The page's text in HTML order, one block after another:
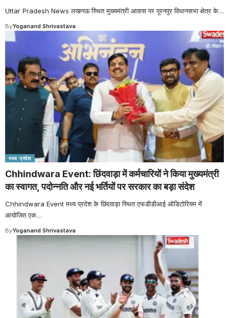
Uttar Pradesh News लखनऊ स्थित मुख्यमंत्री आवास पर पूरनपुर विधानसभा क्षेत्र के…
ByYoganand Shrivastava
मध्य प्रदेश
Chhindwara Event: छिंदवाड़ा में कर्मचारियों ने किया मुख्यमंत्री
का स्वागत, पदोन्नति और नई भर्तियों पर सरकार का बड़ा संदेश
Chhindwara Event मध्य प्रदेश के छिंदवाड़ा स्थित एफडीडीआई ऑडिटोरियम में
आयोजित एक…
ByYoganand Shrivastava